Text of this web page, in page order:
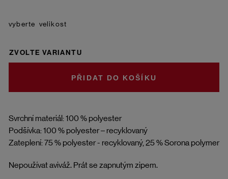
Svrchní materiál: 100 % polyester
Podšívka: 100 % polyester – recyklovaný
Zateplení: 75 % polyester - recyklovaný, 25 % Sorona polymer
Nepoužívat aviváž. Prát se zapnutým zipem.
velikost
ZVOLTE VARIANTU
DO KOŠÍKU